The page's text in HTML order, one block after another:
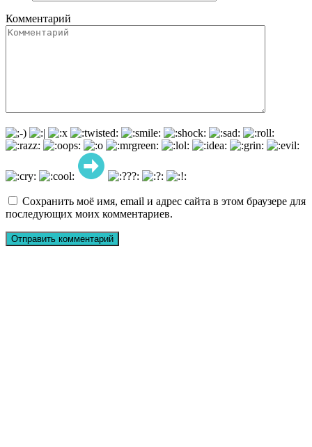
Комментарий
Сохранить моё имя, email и адрес сайта в этом браузере для
последующих моих комментариев.